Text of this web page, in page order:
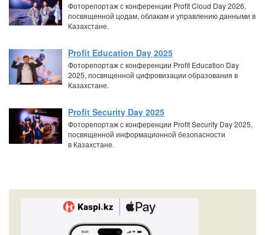
Фоторепортаж с конференции Profit Cloud Day 2026,
посвященной цодам, облакам и управлению данными в
Казахстане.
Profit Education Day 2025
Фоторепортаж с конференции Profit Education Day
2025, посвященной цифровизации образования в
Казахстане.
Profit Security Day 2025
Фоторепортаж с конференции Profit Security Day 2025,
посвященной информационной безопасности
в Казахстане.